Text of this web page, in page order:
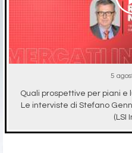
5
Quali prospettive per piani
Le interviste di Stefano
(LSI